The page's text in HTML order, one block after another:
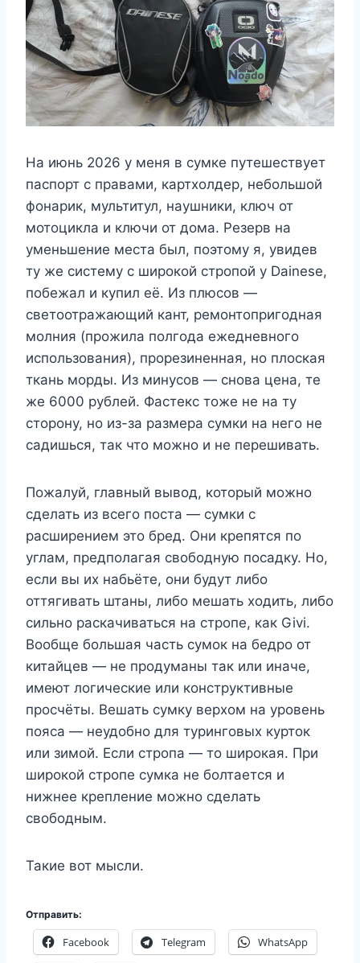
На июнь 2026 у меня в сумке путешествует
паспорт с правами, картхолдер, небольшой
фонарик, мультитул, наушники, ключ от
мотоцикла и ключи от дома. Резерв на
уменьшение места был, поэтому я, увидев
ту же систему с широкой стропой у Dainese,
побежал и купил её. Из плюсов —
светоотражающий кант, ремонтопригодная
молния (прожила полгода ежедневного
использования), прорезиненная, но плоская
ткань морды. Из минусов — снова цена, те
же 6000 рублей. Фастекс тоже не на ту
сторону, но из-за размера сумки на него не
садишься, так что можно и не перешивать.
Пожалуй, главный вывод, который можно
сделать из всего поста — сумки с
расширением это бред. Они крепятся по
углам, предполагая свободную посадку. Но,
если вы их набьёте, они будут либо
оттягивать штаны, либо мешать ходить, либо
сильно раскачиваться на стропе, как Givi.
Вообще большая часть сумок на бедро от
китайцев — не продуманы так или иначе,
имеют логические или конструктивные
просчёты. Вешать сумку верхом на уровень
пояса — неудобно для туринговых курток
или зимой. Если стропа — то широкая. При
широкой стропе сумка не болтается и
нижнее крепление можно сделать
свободным.
Такие вот мысли.
Отправить:
Facebook Telegram WhatsApp